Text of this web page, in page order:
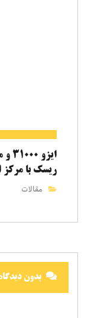
ریسک با مرکز
مقالات
بدون